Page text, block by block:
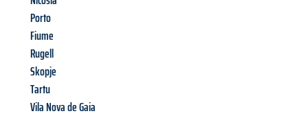
Porto
Fiume
Rugell
Skopje
Tartu
Vila Nova de Gaia